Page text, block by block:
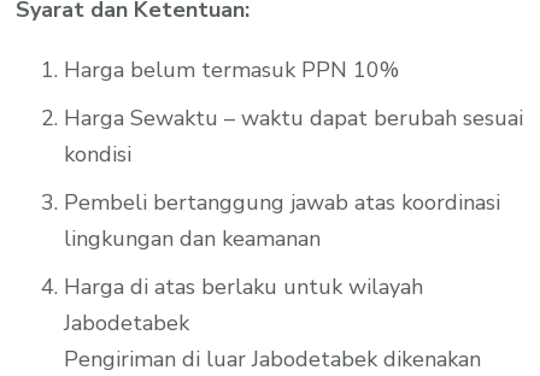
Syarat dan Ketentuan:
Harga belum termasuk PPN 10%
Harga Sewaktu – waktu dapat berubah sesuai
kondisi
Pembeli bertanggung jawab atas koordinasi
lingkungan dan keamanan
Harga di atas berlaku untuk wilayah
Jabodetabek
Pengiriman di luar Jabodetabek dikenakan